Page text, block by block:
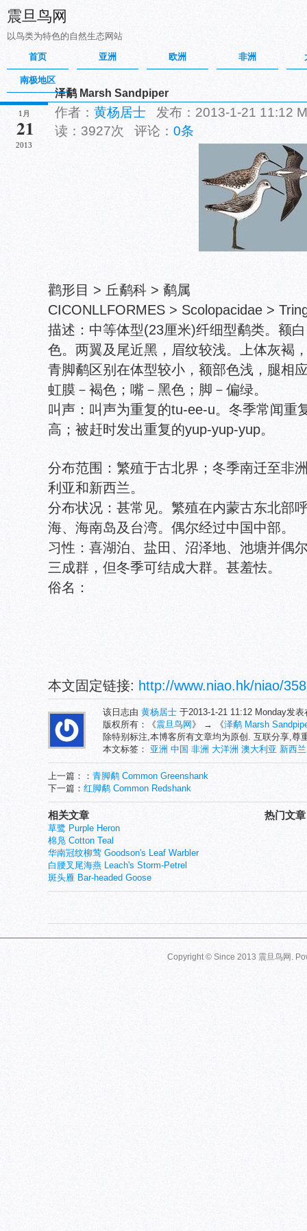
震旦鸟网
以鸟类为特色的自然生态网站
首页
亚洲 欧洲 非洲
南极地区
1月
21
2013
泽鹬 Marsh Sandpiper
作者： 黄杨居士 发布：2013-1-21 11:12
读：3927次 评论： 0条
鹳形目 > 丘鹬科 > 鹬属
CICONLLFORMES > Scolopacidae >
描述：中等体型(23厘米)纤细型鹬类。额
色。两翼及尾近黑，眉纹较浅。上体灰褐
青脚鹬区别在体型较小，额部色浅，腿相
虹膜－褐色；嘴－黑色；脚－偏绿。
叫声：叫声为重复的tu-ee-u。冬季常闻重
高；被赶时发出重复的yup-yup-yup。
分布范围：繁殖于古北界；冬季南迁至非
利亚和新西兰。
分布状况：甚常见。繁殖在内蒙古东北部
海、海南岛及台湾。偶尔经过中国中部。
习性：喜湖泊、盐田、沼泽地、池塘并偶
三成群，但冬季可结成大群。甚羞怯。
俗名：
本文固定链接: http://www.niao.hk/niao/
该日志由 黄杨居士 于2013-1-21 11:12 Monday发
版权所有：《震旦鸟网 》 → 《泽鹬 Marsh
除特别标注,本博客所有文章均为原创. 互联分享,尊
本文标签： 亚洲 中国 非洲 大洋洲 澳大利亚 新西兰
上一篇：： 青脚鹬 Common Greenshank
下一篇： 红脚鹬 Common Redshank
热门文章
相关文章
草鹭 Purple Heron
棉凫 Cotton Teal
华南冠纹柳莺 Goodson's Leaf Warbler
白腰叉尾海燕 Leach's Storm-Petrel
斑头雁 Bar-headed Goose
Copyright © Since 2013 震旦鸟网 .